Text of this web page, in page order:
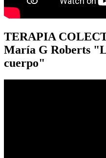
TERAPIA
María G Roberts
cuerpo"